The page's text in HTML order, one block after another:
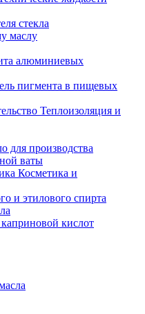
стекла
маслу
алюминиевых
пигмента в пищевых
Теплоизоляция и
для производства
ваты
Косметика и
и этилового спирта
кислот